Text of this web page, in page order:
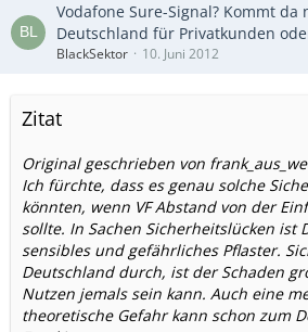
Vodafone Sure-Signal? Kommt da
Deutschland für Privatkunden
BlackSektor 10. Juni 2012
Zitat
Original geschrieben von
Ich fürchte, dass es genau solche
könnten, wenn VF Abstand von der
sollte. In Sachen Sicherheitslücken ist
sensibles und gefährliches Pflaster.
Deutschland durch, ist der Schaden
Nutzen jemals sein kann. Auch eine
theoretische Gefahr kann schon zum